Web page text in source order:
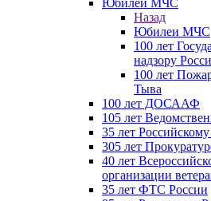
Назад
Юбилеи МЧС
100 лет
надзору
100 лет
Тыва
100 лет ДОСААФ
105 лет
35 лет
305 лет
40 лет
организации
35 лет ФТС России